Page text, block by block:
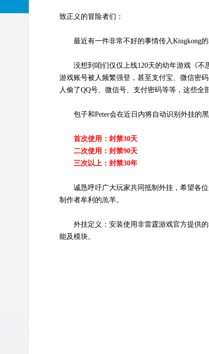
致正义的冒险者们：
最近有一件非常不好的事情传入Kingkong
没想到咱们仅仅上线120天的幼年游戏《不
游戏账号被人频繁强登，甚至支付宝、微信密
人偷了QQ号、微信号、支付密码等等，这些全
包子和Peter会在近日内将自动识别外挂的
首次使用：封禁30天
二次使用：封禁90天
三次以上：封禁30年
诚恳呼吁广大玩家共同抵制外挂，希望各
制作者牟利的羔羊。
外挂定义：安装使用非雷霆游戏官方提供
能及模块。